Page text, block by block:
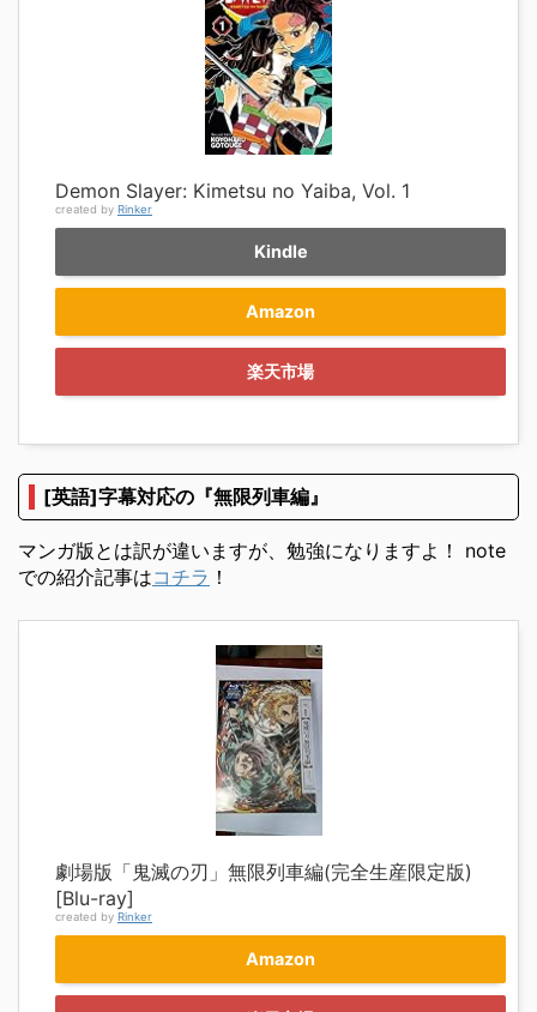
Demon Slayer: Kimetsu no Yaiba, Vol. 1
created by Rinker
Kindle
Amazon
楽天市場
[英語]字幕対応の『無限列車編』
マンガ版とは訳が違いますが、勉強になりますよ！ note
での紹介記事はコチラ ！
劇場版「鬼滅の刃」無限列車編(完全生産限定版)
[Blu-ray]
created by Rinker
Amazon